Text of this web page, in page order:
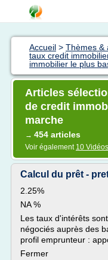
Accueil > Thèmes &
taux credit
immobilier le plus
Articles
de credit
marche
→ 454 articles
Voir également 10 Vidéos
Calcul du prêt -
2.25%
NA %
Les taux d'intérêts
négociés auprès des
profil emprunteur :
Fermer